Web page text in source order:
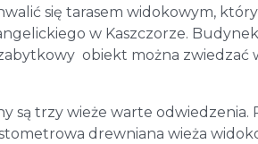
się tarasem widokowym,
w Kaszczorze.
obiekt można zwiedzać
są trzy wieże warte odwiedzenia.
drewniana wieża